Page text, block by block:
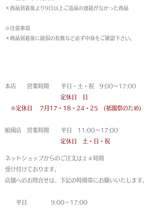
＊商品到着後より9日以上ご返品の連絡がなかった商品
※注意事項
＊商品到着後に破損の有無など必ず中身をご確認下さい。
本店 営業時間 平日・土・祝 9:00〜17:00
定休日 日
※定休日 7月17・18・24・25 (祇園祭のため)
船岡店 営業時間 平日 11:00〜17:00
定休日 土・日・祝
ネットショップからのご注文は ２４時間
受け付けております。
店舗へのお問合せは、下記の時間帯にお願いいたします。
平日 9:00－17:00